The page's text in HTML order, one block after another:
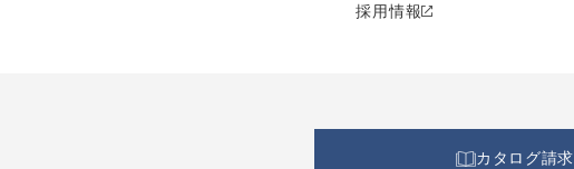
採用情報
カタログ請求